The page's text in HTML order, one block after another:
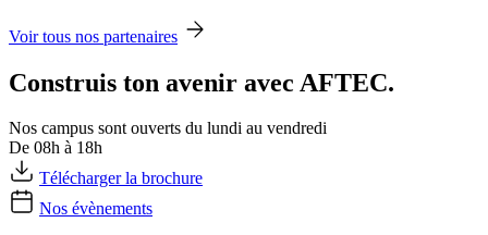
Voir tous nos partenaires
Construis ton avenir avec AFTEC.
Nos campus sont ouverts du lundi au vendredi
De 08h à 18h
Télécharger la brochure
Nos évènements